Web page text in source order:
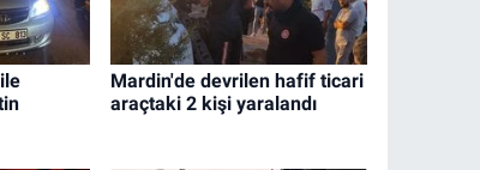
Mardin'de devrilen hafif ticari
araçtaki 2 kişi yaralandı